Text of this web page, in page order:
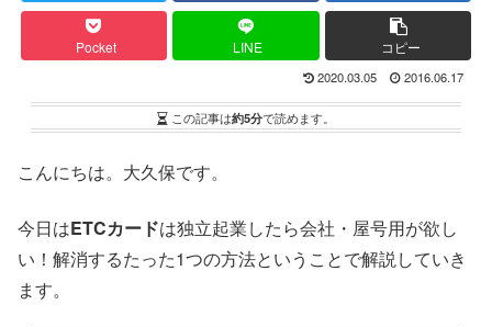
Pocket LINE コピー
2020.03.05 2016.06.17
この記事は約5分で読めます。
こんにちは。大久保です。
今日はETCカードは独立起業したら会社・屋号用が欲し
い！解消するたった1つの方法ということで解説していき
ます。